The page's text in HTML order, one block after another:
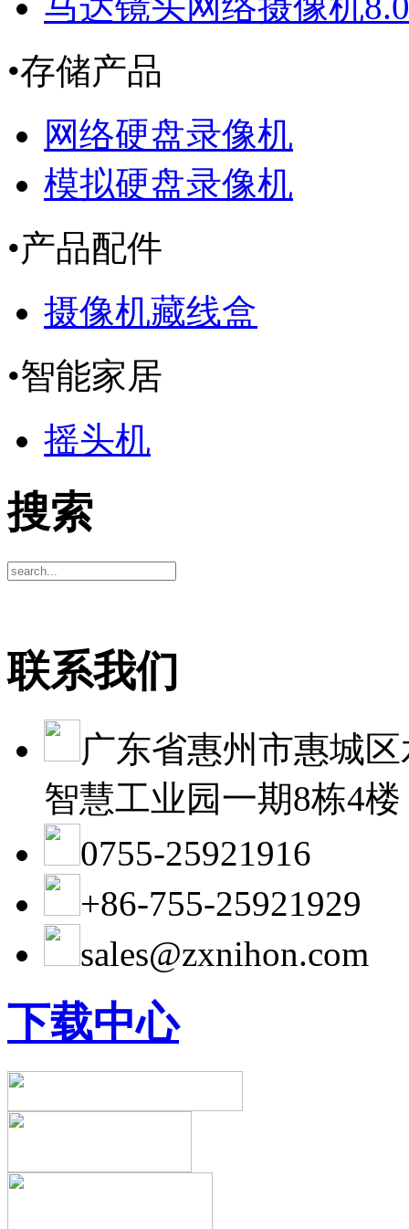
•存储产品
网络硬盘录像机
模拟硬盘录像机
•产品配件
摄像机藏线盒
•智能家居
摇头机
搜索
联系我们
广东省惠州市惠城
智慧工业园一期8栋4楼
0755-25921916
+86-755-25921929
sales@zxnihon.com
下载中心